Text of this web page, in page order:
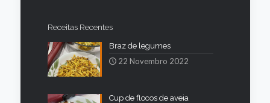
Receitas Recentes
Braz de legumes
22 Novembro 2022
Cup de flocos de aveia